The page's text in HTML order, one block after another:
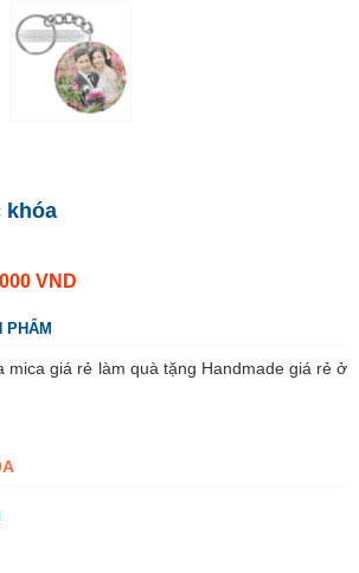
khóa
VND
PHẨM
mica giá rẻ làm quà tặng Handmade giá rẻ ở